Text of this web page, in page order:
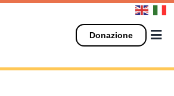
Donazione